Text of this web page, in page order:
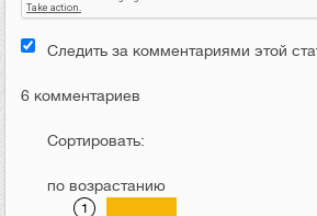
Следить за комментариями этой
6 комментариев
Сортировать:
по возрастанию